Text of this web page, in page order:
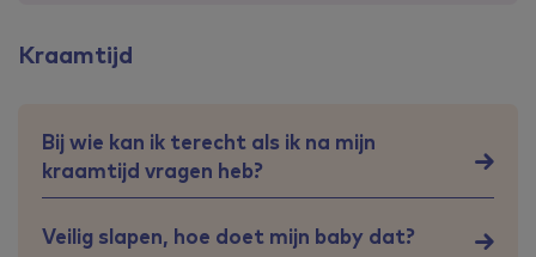
Kraamtijd
Bij wie kan ik terecht als ik na mijn
kraamtijd vragen heb?
Veilig slapen, hoe doet mijn baby dat?